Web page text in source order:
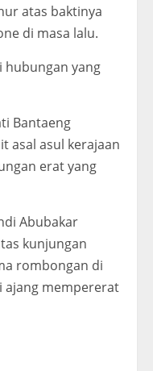
atas baktinya
di masa lalu.
hubungan yang
Bantaeng
asal asul kerajaan
erat yang
Abubakar
kunjungan
rombongan di
ajang mempererat